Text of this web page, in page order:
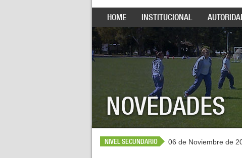
HOME INSTITUCIONAL
NOVEDADES
NIVEL SECUNDARIO 06 de Noviembre de